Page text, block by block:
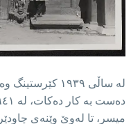
لە ساڵی ١٩٣٩
میسر، تا لەوێ وێنەی